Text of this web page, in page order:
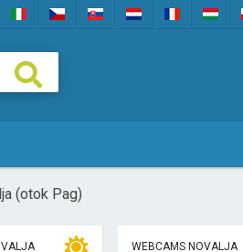
(otok Pag)
WEBCAMS NOVALJA